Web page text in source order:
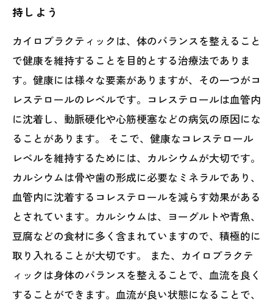
持しよう
カイロプラクティックは、体のバランスを整えること
で健康を維持することを目的とする治療法でありま
す。健康には様々な要素がありますが、その一つがコ
レステロールのレベルです。コレステロールは血管内
に沈着し、動脈硬化や心筋梗塞などの病気の原因にな
ることがあります。 そこで、健康なコレステロール
レベルを維持するためには、カルシウムが大切です。
カルシウムは骨や歯の形成に必要なミネラルであり、
血管内に沈着するコレステロールを減らす効果がある
とされています。カルシウムは、ヨーグルトや青魚、
豆腐などの食材に多く含まれていますので、積極的に
取り入れることが大切です。 また、カイロプラクテ
ィックは身体のバランスを整えることで、血流を良く
することができます。血流が良い状態になることで、